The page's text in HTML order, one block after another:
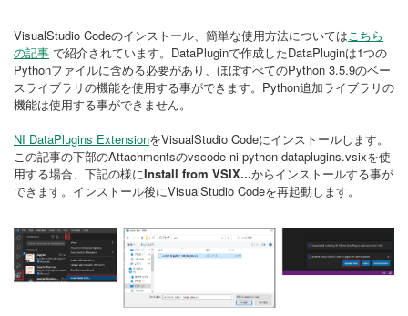
VisualStudio Codeのインストール、簡単な使用方法についてはこちら
の記事 で紹介されています。DataPluginで作成したDataPluginは1つの
Pythonファイルに含める必要があり、ほぼすべてのPython 3.5.9のベー
スライブラリの機能を使用する事ができます。Python追加ライブラリの
機能は使用する事ができません。
NI DataPlugins ExtensionをVisualStudio Codeにインストールします。
この記事の下部のAttachmentsのvscode-ni-python-dataplugins.vsixを使
用する場合、下記の様にInstall from VSIX...からインストールする事が
できます。インストール後にVisualStudio Codeを再起動します。